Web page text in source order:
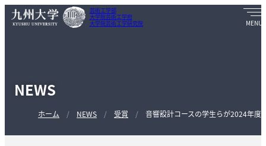
芸術工学部
大学院芸術工学府
大学院芸術工学研究院
NEWS
ホーム NEWS 受賞 音響設計コースの学生らが2024年度